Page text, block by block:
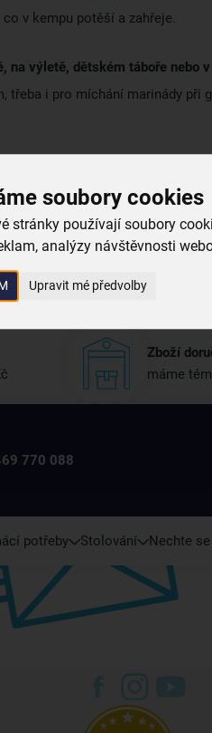
soubory cookies
stránky používají soubory
analýzy návštěvnosti
Upravit mé předvolby
co v kempu potěší a zahřeje.
na výletě, dětském táboře nebo
třeba i pro míchání marinády při
Zboží
máme
770 088
potřeby Stolování Nechte